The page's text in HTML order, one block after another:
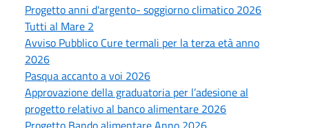
Progetto anni d'argento- soggiorno climatico 2026
Tutti al Mare 2
Avviso Pubblico Cure termali per la terza età anno
2026
Pasqua accanto a voi 2026
Approvazione della graduatoria per l’adesione al
progetto relativo al banco alimentare 2026